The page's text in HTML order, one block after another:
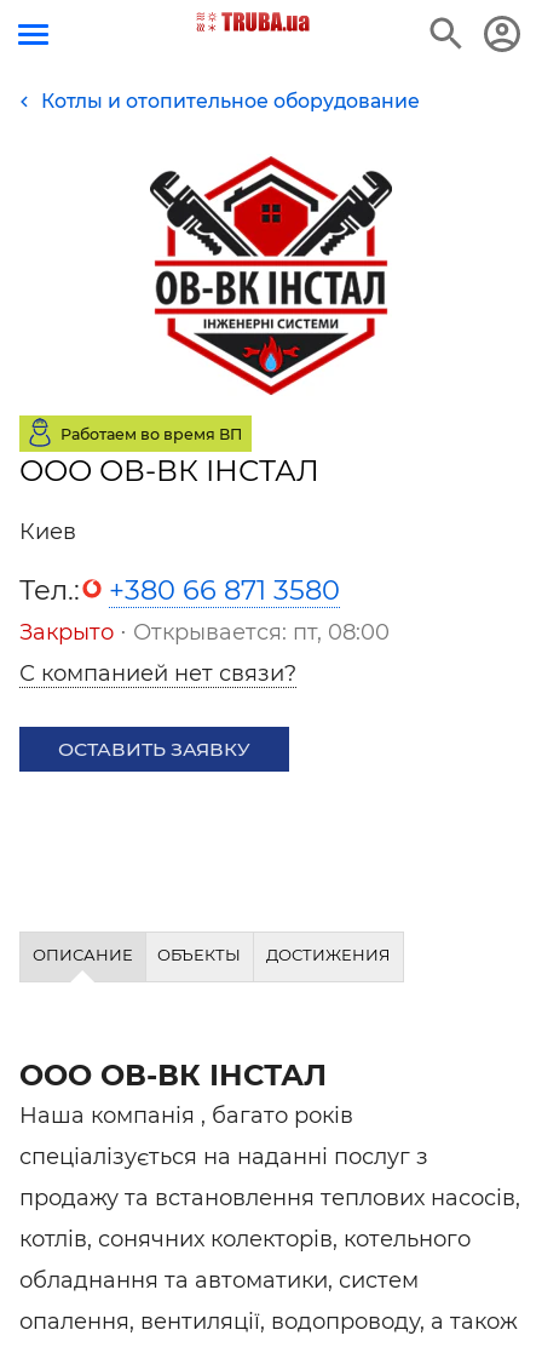
Котлы и отопительное оборудование
Работаем во время ВП
ООО ОВ-ВК ІНСТАЛ
Киев
Тел.: +380 66 871 3580
Закрыто ⋅ Открывается: пт, 08:00
С компанией нет связи?
ОСТАВИТЬ ЗАЯВКУ
ОПИСАНИЕ ОБЪЕКТЫ ДОСТИЖЕНИЯ
ООО ОВ-ВК ІНСТАЛ
Наша компанія , багато років
спеціалізується на наданні послуг з
продажу та встановлення теплових насосів,
котлів, сонячних колекторів, котельного
обладнання та автоматики, систем
опалення, вентиляції, водопроводу, а також